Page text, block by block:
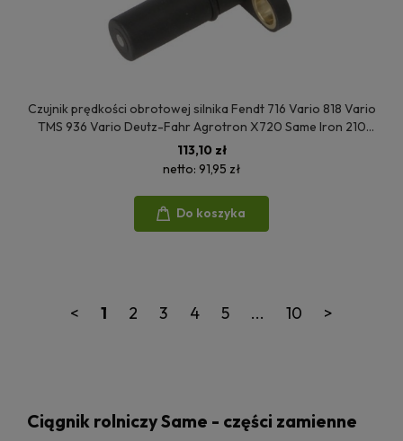
Czujnik prędkości obrotowej silnika Fendt 716 Vario 818 Vario
TMS 936 Vario Deutz-Fahr Agrotron X720 Same Iron 210
Lamborghini Victory 275 01182850 01319347 04224426
04364426
113,10 zł
netto: 91,95 zł
Do koszyka
< 1 2 3 4 5 ... 10 >
Ciągnik rolniczy Same - części zamienne